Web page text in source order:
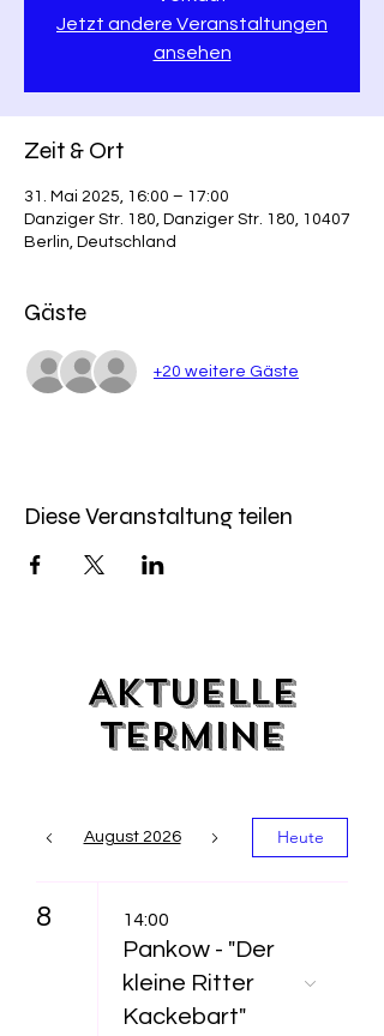
Jetzt andere Veranstaltungen
ansehen
Zeit & Ort
31. Mai 2025, 16:00 – 17:00
Danziger Str. 180, Danziger Str. 180, 10407
Berlin, Deutschland
Gäste
+20 weitere Gäste
Diese Veranstaltung teilen
Aktuelle
Termine
August 2026 Heute
8 14:00
Pankow - "Der
kleine Ritter
Kackebart"